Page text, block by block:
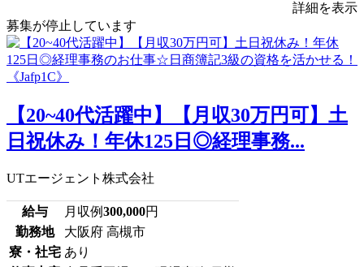
詳細を表示
募集が停止しています
【20~40代活躍中】【月収30万円可】土
日祝休み！年休125日◎経理事務...
UTエージェント株式会社
給与 月収例300,000円
勤務地
大阪府 高槻市
寮・社宅 あり